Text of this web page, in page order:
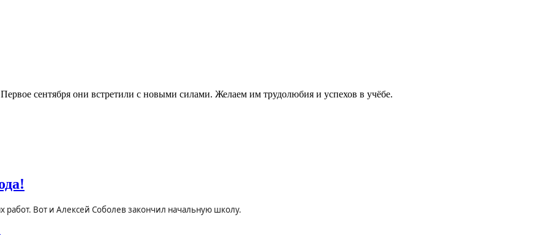
сентября они встретили с новыми силами. Желаем им трудолюбия и успехов в учёбе.
Вот и Алексей Соболев закончил начальную школу.